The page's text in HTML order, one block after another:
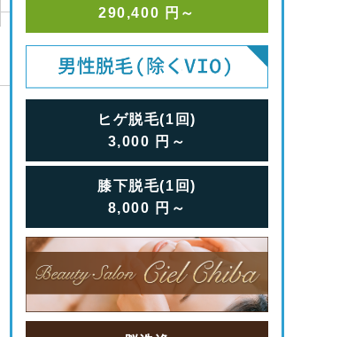
290,400 円 ～
ヒゲ脱毛(1回)
3,000 円 ～
膝下脱毛(1回)
8,000 円 ～